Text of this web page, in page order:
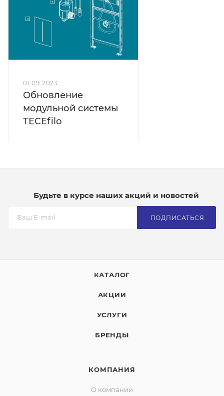
01.09.2023
Обновление
модульной системы
TECEfilo
Будьте в курсе наших акций и новостей
ПОДПИСАТЬСЯ
КАТАЛОГ
АКЦИИ
УСЛУГИ
БРЕНДЫ
КОМПАНИЯ
О компании